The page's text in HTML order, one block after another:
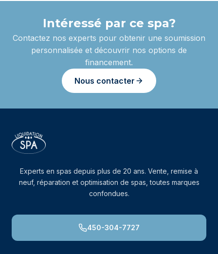
Intéressé par ce spa?
Contactez nos experts pour obtenir une soumission
personnalisée et découvrir nos options de
financement.
Nous contacter
Experts en spas depuis plus de 20 ans. Vente, remise à
neuf, réparation et optimisation de spas, toutes marques
confondues.
450-304-7727